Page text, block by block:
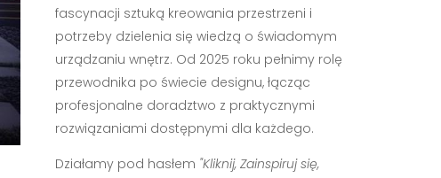
fascynacji sztuką kreowania przestrzeni i
potrzeby dzielenia się wiedzą o świadomym
urządzaniu wnętrz. Od 2025 roku pełnimy rolę
przewodnika po świecie designu, łącząc
profesjonalne doradztwo z praktycznymi
rozwiązaniami dostępnymi dla każdego.
Działamy pod hasłem "Kliknij, Zainspiruj się,